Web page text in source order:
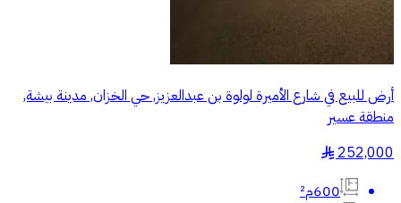
أرض للبيع في شارع الأميرة لولوة بن عبدالعزيز, حي الخزان, مدينة بيشة,
منطقة عسير
252,000
§
600م²